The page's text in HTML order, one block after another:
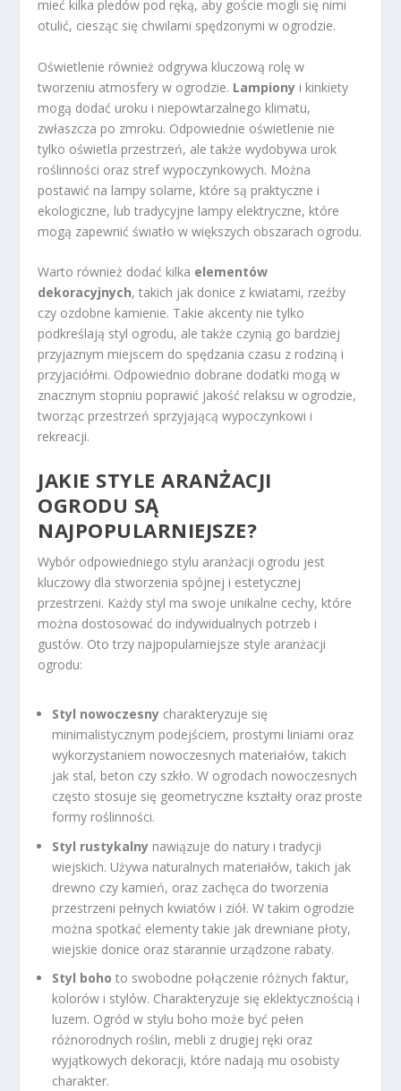
mieć kilka pledów pod ręką, aby goście mogli się nimi
otulić, ciesząc się chwilami spędzonymi w ogrodzie.
Oświetlenie również odgrywa kluczową rolę w
tworzeniu atmosfery w ogrodzie. Lampiony i kinkiety
mogą dodać uroku i niepowtarzalnego klimatu,
zwłaszcza po zmroku. Odpowiednie oświetlenie nie
tylko oświetla przestrzeń, ale także wydobywa urok
roślinności oraz stref wypoczynkowych. Można
postawić na lampy solarne, które są praktyczne i
ekologiczne, lub tradycyjne lampy elektryczne, które
mogą zapewnić światło w większych obszarach ogrodu.
Warto również dodać kilka elementów
dekoracyjnych, takich jak donice z kwiatami, rzeźby
czy ozdobne kamienie. Takie akcenty nie tylko
podkreślają styl ogrodu, ale także czynią go bardziej
przyjaznym miejscem do spędzania czasu z rodziną i
przyjaciółmi. Odpowiednio dobrane dodatki mogą w
znacznym stopniu poprawić jakość relaksu w ogrodzie,
tworząc przestrzeń sprzyjającą wypoczynkowi i
rekreacji.
JAKIE STYLE ARANŻACJI
OGRODU SĄ
NAJPOPULARNIEJSZE?
Wybór odpowiedniego stylu aranżacji ogrodu jest
kluczowy dla stworzenia spójnej i estetycznej
przestrzeni. Każdy styl ma swoje unikalne cechy, które
można dostosować do indywidualnych potrzeb i
gustów. Oto trzy najpopularniejsze style aranżacji
ogrodu:
Styl nowoczesny charakteryzuje się
minimalistycznym podejściem, prostymi liniami oraz
wykorzystaniem nowoczesnych materiałów, takich
jak stal, beton czy szkło. W ogrodach nowoczesnych
często stosuje się geometryczne kształty oraz proste
formy roślinności.
Styl rustykalny nawiązuje do natury i tradycji
wiejskich. Używa naturalnych materiałów, takich jak
drewno czy kamień, oraz zachęca do tworzenia
przestrzeni pełnych kwiatów i ziół. W takim ogrodzie
można spotkać elementy takie jak drewniane płoty,
wiejskie donice oraz starannie urządzone rabaty.
Styl boho to swobodne połączenie różnych faktur,
kolorów i stylów. Charakteryzuje się eklektycznością i
luzem. Ogród w stylu boho może być pełen
różnorodnych roślin, mebli z drugiej ręki oraz
wyjątkowych dekoracji, które nadają mu osobisty
charakter.